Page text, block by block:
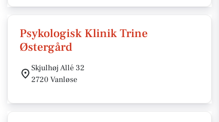
Psykologisk Klinik Trine
Østergård
Skjulhøj Allé 32
2720 Vanløse